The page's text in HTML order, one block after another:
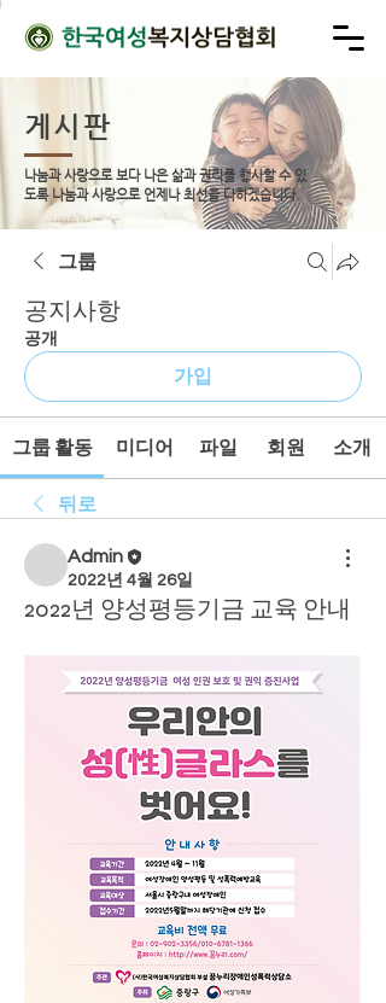
게시판
나눔과 사랑으로 보다 나은 삶과 권리를 행사할 수 있
도록 나눔과 사랑으로 언제나 최선을 다하겠습니다.
그룹
공지사항
공개
가입
그룹 활동 미디어 파일 회원 소개
뒤로
Admin
2022년 4월 26일
2022년 양성평등기금 교육 안내